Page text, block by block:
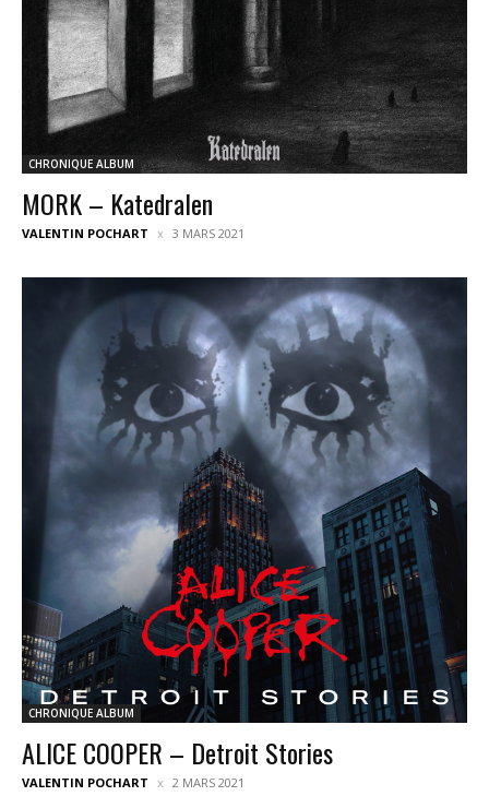
CHRONIQUE ALBUM
MORK – Katedralen
VALENTIN POCHART 3 MARS 2021
CHRONIQUE ALBUM
ALICE COOPER – Detroit Stories
VALENTIN POCHART 2 MARS 2021